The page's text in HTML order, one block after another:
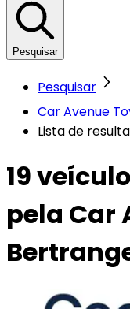
Pesquisar
Pesquisar
Car Avenue
Lista de
19
pela Car